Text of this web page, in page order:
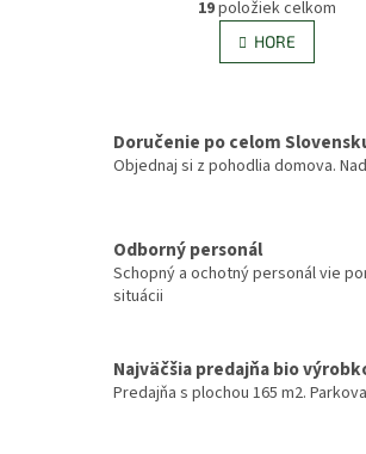
v
l
á
c
i
e
k
p
i
s
r
á
n
k
n
i
19položiek celkom
HORE
Doručenie po celom
Objednaj si z pohodlia domova.
Odborný personál
Schopný a ochotný personál vie
situácii
Najväčšia predajňa bio
Predajňa s plochou 165 m2.